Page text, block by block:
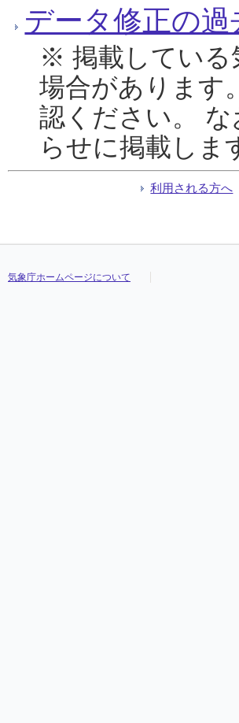
データ修正の
※ 掲載している
場合があります
認ください。
らせに掲載しま
利用される方へ
気象庁ホームページについて